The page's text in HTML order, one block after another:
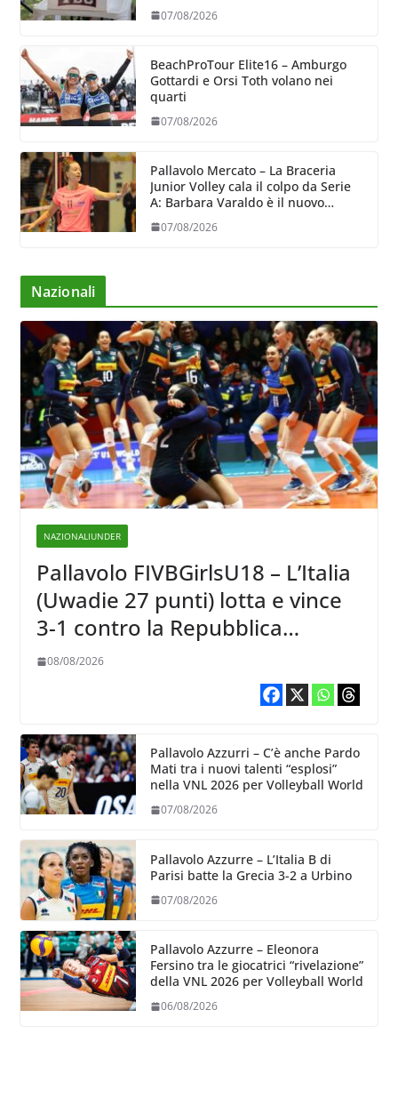
07/08/2026
BeachProTour Elite16 – Amburgo
Gottardi e Orsi Toth volano nei
quarti
07/08/2026
Pallavolo Mercato – La Braceria
Junior Volley cala il colpo da Serie
A: Barbara Varaldo è il nuovo
riferimento dell’attacco gialloviola
07/08/2026
Nazionali
NAZIONALIUNDER
Pallavolo FIVBGirlsU18 – L’Italia
(Uwadie 27 punti) lotta e vince
3-1 contro la Repubblica
Dominicana
08/08/2026
Pallavolo Azzurri – C’è anche Pardo
Mati tra i nuovi talenti “esplosi”
nella VNL 2026 per Volleyball World
07/08/2026
Pallavolo Azzurre – L’Italia B di
Parisi batte la Grecia 3-2 a Urbino
07/08/2026
Pallavolo Azzurre – Eleonora
Fersino tra le giocatrici “rivelazione”
della VNL 2026 per Volleyball World
06/08/2026